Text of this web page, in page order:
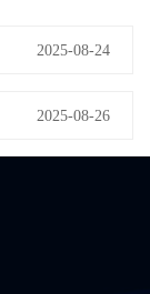
2025-08-24
2025-08-26